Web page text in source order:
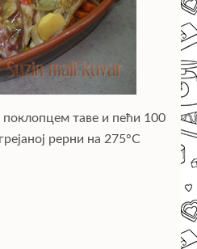
таве и пећи 100
рерни на 275°C